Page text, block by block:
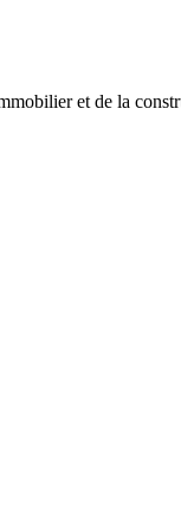
et de la